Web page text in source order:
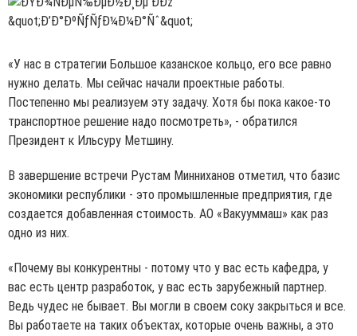
«У нас в стратегии Большое казанское кольцо, его все равно
нужно делать. Мы сейчас начали проектные работы.
Постепенно мы реализуем эту задачу. Хотя бы пока какое-то
транспортное решение надо посмотреть», - обратился
Президент к Ильсуру Метшину.
В завершение встречи Рустам Минниханов отметил, что базис
экономики республики - это промышленные предприятия, где
создается добавленная стоимость. АО «Вакууммаш» как раз
одно из них.
«Почему вы конкурентны - потому что у вас есть кафедра, у
вас есть центр разработок, у вас есть зарубежный партнер.
Ведь чудес не бывает. Вы могли в своем соку закрыться и все.
Вы работаете на таких объектах, которые очень важны, а это